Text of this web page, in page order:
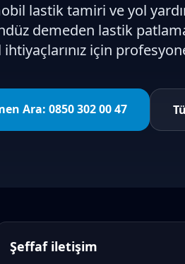
lastik tamiri ve yol
demeden lastik
için
Ara: 0850 302 00 47
Şeffaf iletişim